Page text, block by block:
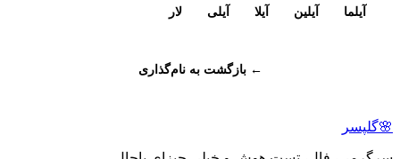
آیلما آیلین آیلا آیلی لار
← بازگشت به نام‌گذاری
🌸گلپسر